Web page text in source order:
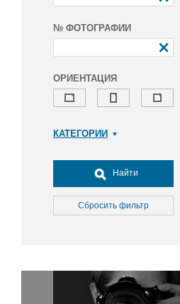
№ ФОТОГРАФИИ
ОРИЕНТАЦИЯ
КАТЕГОРИИ
Досуг, туризм и отдых
Культура
Медицина
Окружающая среда
Политика
Найти
Сбросить фильтр